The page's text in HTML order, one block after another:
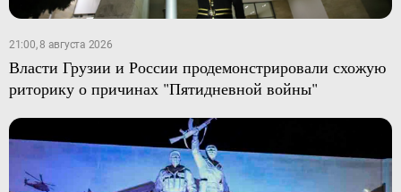
21:00, 8 августа 2026
Власти Грузии и России продемонстрировали схожую
риторику о причинах "Пятидневной войны"